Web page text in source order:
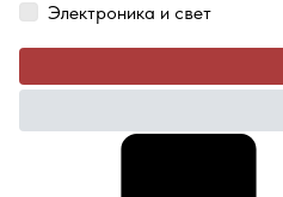
Электроника и свет